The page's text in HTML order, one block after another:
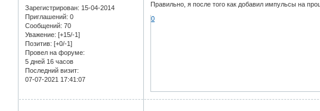
Зарегистрирован: 15-04-2014
Приглашений: 0
Сообщений: 70
Уважение: [+15/-1]
Позитив: [+0/-1]
Провел на форуме:
5 дней 16 часов
Последний визит:
07-07-2021 17:41:07
Правильно, я после того как добавил импульсы на
0